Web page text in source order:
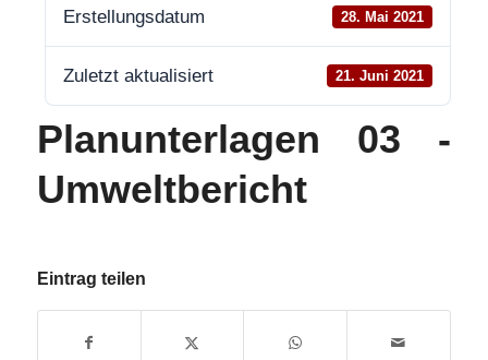
Erstellungsdatum 28. Mai 2021
Zuletzt aktualisiert 21. Juni 2021
Planunterlagen 03 -
Umweltbericht
Eintrag teilen